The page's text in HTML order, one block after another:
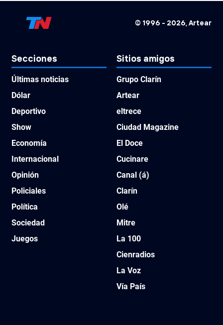
© 1996 - 2026 , Artear
Secciones
Últimas noticias
Dólar
Deportivo
Show
Economía
Internacional
Opinión
Policiales
Política
Sociedad
Juegos
Sitios amigos
Grupo Clarín
Artear
eltrece
Ciudad Magazine
El Doce
Cucinare
Canal (á)
Clarín
Olé
Mitre
La 100
Cienradios
La Voz
Vía País